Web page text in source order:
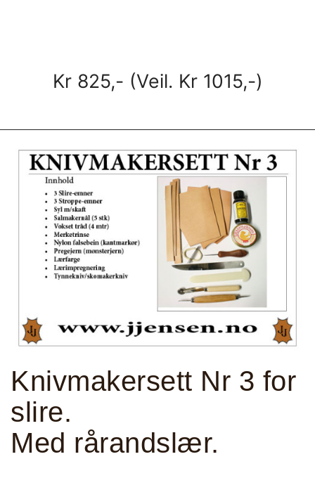
Kr 825,- (Veil. Kr 1015,-)
Knivmakersett Nr 3 for
slire.
Med rårandslær.